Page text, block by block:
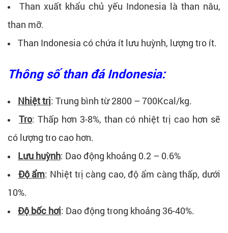
Than xuất khẩu chủ yếu Indonesia là than nâu,
than mỡ.
Than Indonesia có chứa ít lưu huỳnh, lượng tro ít.
Thông số than đá Indonesia:
Nhiệt trị: Trung bình từ 2800 – 700Kcal/kg.
Tro: Thấp hơn 3-8%, than có nhiệt trị cao hơn sẽ
có lượng tro cao hơn.
Lưu huỳnh: Dao động khoảng 0.2 – 0.6%
Độ ẩm: Nhiệt trị càng cao, độ ẩm càng thấp, dưới
10%.
Độ bốc hơi: Dao động trong khoảng 36-40%.